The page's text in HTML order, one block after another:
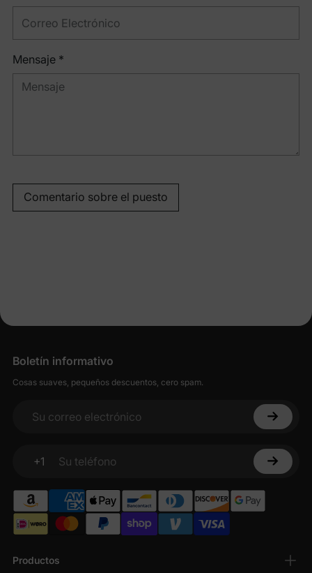
Mensaje *
Comentario sobre el puesto
Productos
Boletín informativo
Cosas suaves, pequeños descuentos, cero spam.
Su correo electrónico
+1
Su teléfono